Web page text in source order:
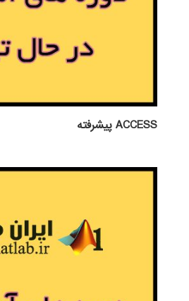
ACCESS پيشرفته